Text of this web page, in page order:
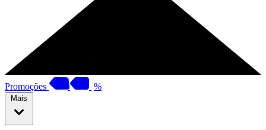
Promoções %
Mais